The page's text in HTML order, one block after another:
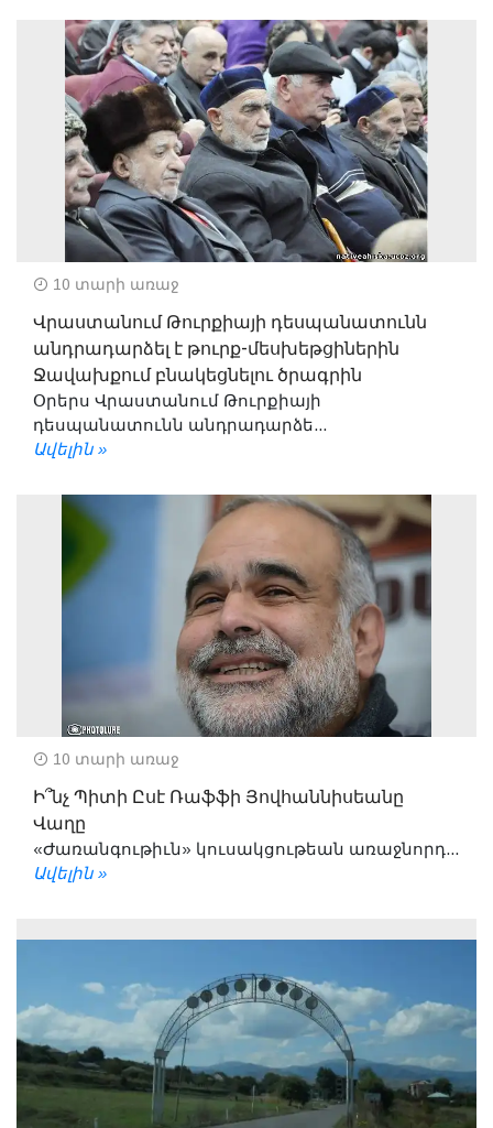
10 տարի առաջ
Վրաստանում Թուրքիայի դեսպանատունն
անդրադարձել է թուրք-մեսխեթցիներին
Ջավախքում բնակեցնելու ծրագրին
Օրերս Վրաստանում Թուրքիայի
դեսպանատունն անդրադարձե...
Ավելին »
10 տարի առաջ
Ի՞նչ Պիտի Ըսէ Ռաֆֆի Յովհաննիսեանը
Վաղը
«Ժառանգութիւն» կուսակցութեան առաջնորդ...
Ավելին »